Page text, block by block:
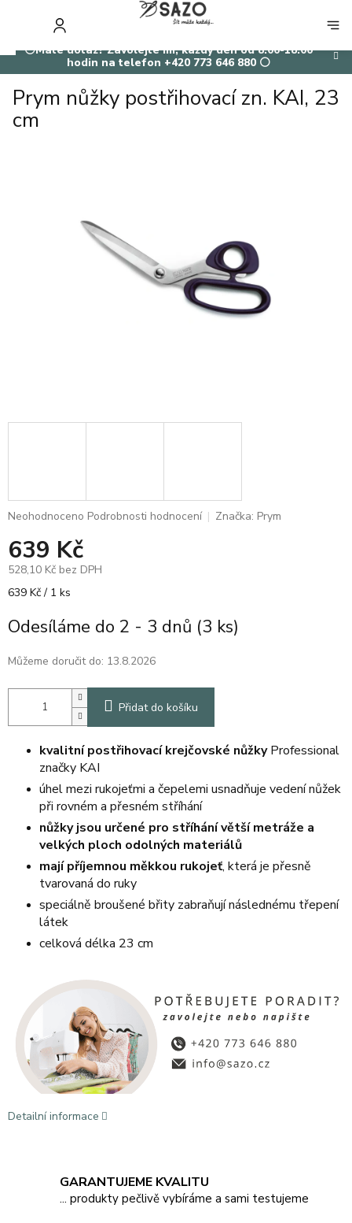
⚪Máte dotaz? Zavolejte mi, každý den od 8:00-18:00
hodin na telefon +420 773 646 880 ⚪
KOŠÍK
Prym nůžky postřihovací zn. KAI, 23
cm
Průměrné
produktu
je
0,0
z
hvězdiček.
Neohodnoceno Podrobnosti hodnocení Značka: Prym
639 Kč
528,10 Kč bez DPH
Měrná
639 Kč / 1 ks
Odesíláme do 2 - 3 dnů (3 ks)
Můžeme doručit do: 13.8.2026
Přidat do košíku
kvalitní postřihovací krejčovské nůžkyProfessional
značky KAI
úhel mezi rukojeťmi a čepelemi usnadňuje vedení nůžek
při rovném a přesném stříhání
nůžky jsou určené pro stříhání větší metráže a
velkých ploch odolných materiálů
mají příjemnou měkkou rukojeť, která je přesně
tvarovaná do ruky
speciálně broušené břity zabraňují následnému třepení
látek
celková délka 23 cm
Detailní informace
GARANTUJEME KVALITU
... produkty pečlivě vybíráme a sami testujeme